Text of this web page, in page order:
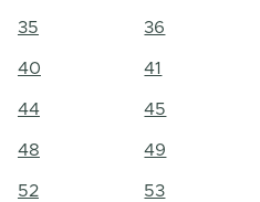
35 36
40 41
44 45
48 49
52 53